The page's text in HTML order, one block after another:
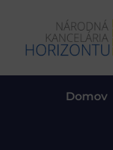
Domov